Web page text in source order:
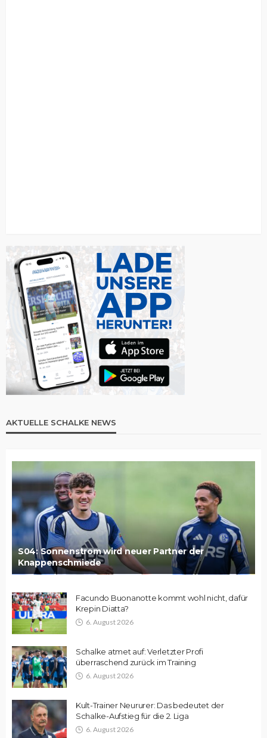
AKTUELLE SCHALKE NEWS
S04: Sonnenstrom wird neuer Partner der
Knappenschmiede
Facundo Buonanotte kommt wohl nicht, dafür
Krepin Diatta?
6. August 2026
Schalke atmet auf: Verletzter Profi
überraschend zurück im Training
6. August 2026
Kult-Trainer Neururer: Das bedeutet der
Schalke-Aufstieg für die 2. Liga
6. August 2026